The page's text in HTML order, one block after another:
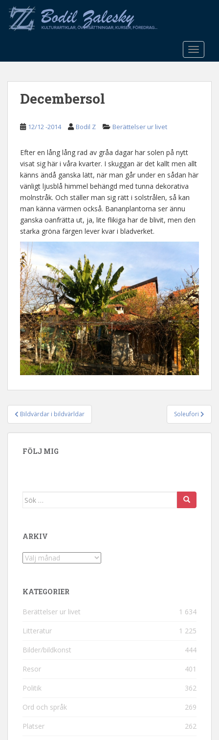
o
Decembersol
12/12 -2014 Bodil Z Berättelser ur livet
Efter en lång lång rad av gråa dagar har solen på nytt
visat sig här i våra kvarter. I skuggan är det kallt men allt
känns ändå ganska lätt, när man går under en sådan här
vänligt ljusblå himmel behängd med tunna dekorativa
molnstråk. Och ställer man sig rätt i solstrålen, så kan
man känna värmen också. Bananplantorna ser ännu
ganska oanfrätta ut, ja, lite flikiga har de blivit, men den
starka gröna färgen lever kvar i bladverket.
Inläggsnavigering
Bildvärdar i bildvärldar Soleufori
FÖLJ MIG
Sök efter:
ARKIV
Arkiv
KATEGORIER
Berättelser ur livet 1 634
Litteratur 1 225
Bilder/bildkonst 444
Resor 401
Politik 362
Ord och språk 269
Platser 262